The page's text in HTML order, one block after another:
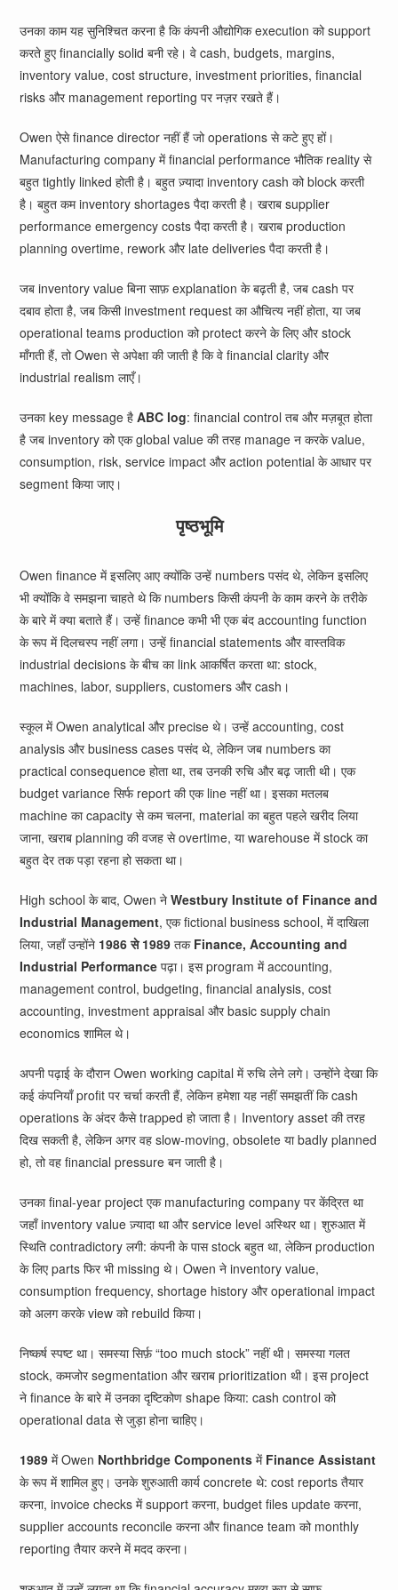
उनका काम यह सुनिश्चित करना है कि कंपनी औद्योगिक execution को support
करते हुए financially solid बनी रहे। वे cash, budgets, margins,
inventory value, cost structure, investment priorities, financial
risks और management reporting पर नज़र रखते हैं।
Owen ऐसे finance director नहीं हैं जो operations से कटे हुए हों।
Manufacturing company में financial performance भौतिक reality से
बहुत tightly linked होती है। बहुत ज़्यादा inventory cash को block करती
है। बहुत कम inventory shortages पैदा करती है। खराब supplier
performance emergency costs पैदा करती है। खराब production
planning overtime, rework और late deliveries पैदा करती है।
जब inventory value बिना साफ़ explanation के बढ़ती है, जब cash पर
दबाव होता है, जब किसी investment request का औचित्य नहीं होता, या जब
operational teams production को protect करने के लिए और stock
माँगती हैं, तो Owen से अपेक्षा की जाती है कि वे financial clarity और
industrial realism लाएँ।
उनका key message हैABC log: financial control तब और मज़बूत होता
है जब inventory को एक global value की तरह manage न करके value,
consumption, risk, service impact और action potential के आधार पर
segment किया जाए।
पृष्ठभूमि
Owen finance में इसलिए आए क्योंकि उन्हें numbers पसंद थे, लेकिन इसलिए
भी क्योंकि वे समझना चाहते थे कि numbers किसी कंपनी के काम करने के तरीके
के बारे में क्या बताते हैं। उन्हें finance कभी भी एक बंद accounting function
के रूप में दिलचस्प नहीं लगा। उन्हें financial statements और वास्तविक
industrial decisions के बीच का link आकर्षित करता था: stock,
machines, labor, suppliers, customers और cash।
स्कूल में Owen analytical और precise थे। उन्हें accounting, cost
analysis और business cases पसंद थे, लेकिन जब numbers का
practical consequence होता था, तब उनकी रुचि और बढ़ जाती थी। एक
budget variance सिर्फ report की एक line नहीं था। इसका मतलब
machine का capacity से कम चलना, material का बहुत पहले खरीद लिया
जाना, खराब planning की वजह से overtime, या warehouse में stock का
बहुत देर तक पड़ा रहना हो सकता था।
High school के बाद, Owen नेWestbury Institute of Finance and
Industrial Management, एक fictional business school, में दाखिला
लिया, जहाँ उन्होंने 1986 से 1989 तक Finance, Accounting and
Industrial Performance पढ़ा। इस program में accounting,
management control, budgeting, financial analysis, cost
accounting, investment appraisal और basic supply chain
economics शामिल थे।
अपनी पढ़ाई के दौरान Owen working capital में रुचि लेने लगे। उन्होंने देखा कि
कई कंपनियाँ profit पर चर्चा करती हैं, लेकिन हमेशा यह नहीं समझतीं कि cash
operations के अंदर कैसे trapped हो जाता है। Inventory asset की तरह
दिख सकती है, लेकिन अगर वह slow-moving, obsolete या badly planned
हो, तो वह financial pressure बन जाती है।
उनका final-year project एक manufacturing company पर केंद्रित था
जहाँ inventory value ज़्यादा था और service level अस्थिर था। शुरुआत में
स्थिति contradictory लगी: कंपनी के पास stock बहुत था, लेकिन production
के लिए parts फिर भी missing थे। Owen ने inventory value,
consumption frequency, shortage history और operational impact
को अलग करके view को rebuild किया।
निष्कर्ष स्पष्ट था। समस्या सिर्फ़ “too much stock” नहीं थी। समस्या गलत
stock, कमजोर segmentation और खराब prioritization थी। इस project
ने finance के बारे में उनका दृष्टिकोण shape किया: cash control को
operational data से जुड़ा होना चाहिए।
1989 में Owen Northbridge Components में Finance Assistant
के रूप में शामिल हुए। उनके शुरुआती कार्य concrete थे: cost reports तैयार
करना, invoice checks में support करना, budget files update करना,
supplier accounts reconcile करना और finance team को monthly
reporting तैयार करने में मदद करना।